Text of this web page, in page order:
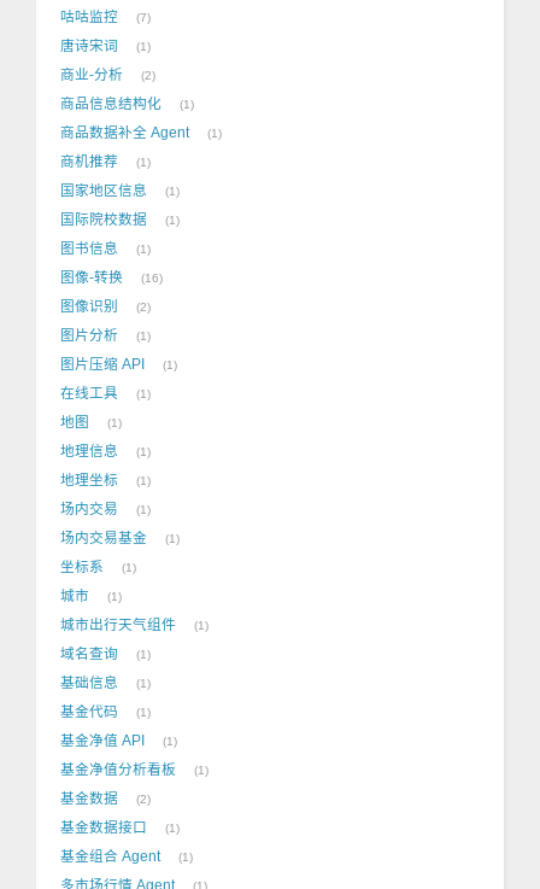
咕咕监控 7
唐诗宋词 1
商业-分析 2
商品信息结构化 1
商品数据补全 Agent 1
商机推荐 1
国家地区信息 1
国际院校数据 1
图书信息 1
图像-转换 16
图像识别 2
图片分析 1
图片压缩 API 1
在线工具 1
地图 1
地理信息 1
地理坐标 1
场内交易 1
场内交易基金 1
坐标系 1
城市 1
城市出行天气组件 1
域名查询 1
基础信息 1
基金代码 1
基金净值 API 1
基金净值分析看板 1
基金数据 2
基金数据接口 1
基金组合 Agent 1
多市场行情 Agent 1